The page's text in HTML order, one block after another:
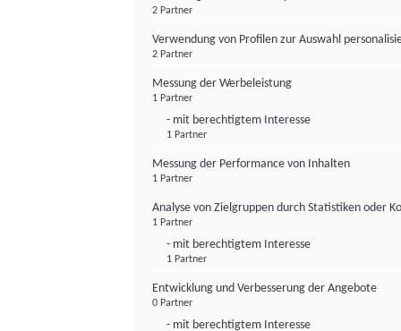
2 Partner
Verwendung von Profilen zur Auswahl
2 Partner
Messung der Werbeleistung
1 Partner
- mit berechtigtem Interesse
1 Partner
Messung der Performance von Inhalten
1 Partner
Analyse von Zielgruppen durch Statistiken oder
1 Partner
- mit berechtigtem Interesse
1 Partner
Entwicklung und Verbesserung der Angebote
0 Partner
- mit berechtigtem Interesse